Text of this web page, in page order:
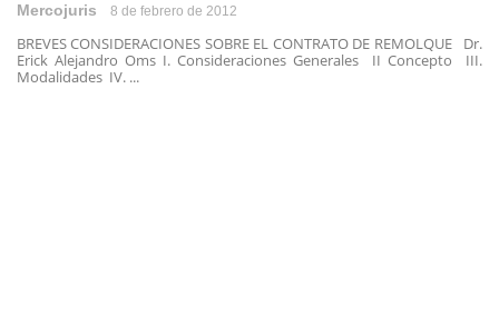
Mercojuris 8 de febrero de 2012
BREVES CONSIDERACIONES SOBRE EL CONTRATO DE REMOLQUE Dr.
Erick Alejandro Oms I. Consideraciones Generales II Concepto III.
Modalidades IV. ...